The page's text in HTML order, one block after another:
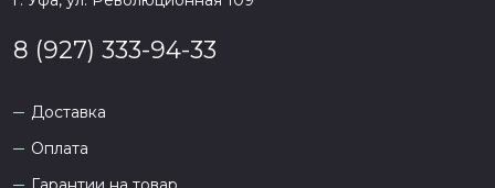
8 (927) 333-94-33
Доставка
Оплата